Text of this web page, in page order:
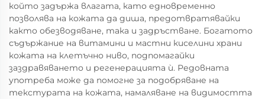
който задържа влагата, като едновременно
позволява на кожата да диша, предотвратявайки
както обезводяване, така и задръстване. Богатото
съдържание на витамини и мастни киселини храни
кожата на клетъчно ниво, подпомагайки
заздравяването и регенерацията ѝ. Редовната
употреба може да помогне за подобряване на
текстурата на кожата, намаляване на видимостта